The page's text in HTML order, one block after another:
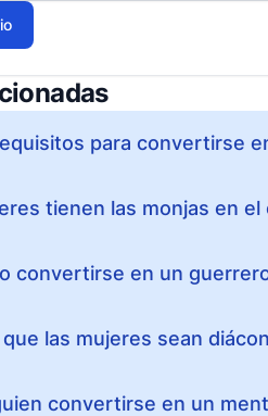
para convertirse
tienen las monjas en el
convertirse en un
las mujeres sean
convertirse en un